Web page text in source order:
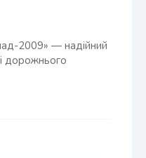
2009» — надійний
дорожнього